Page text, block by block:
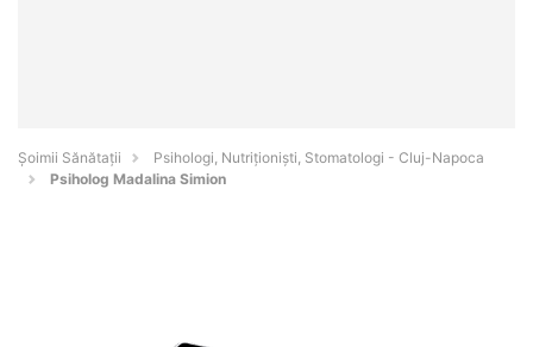
Şoimii Sănătații
Psihologi, Nutriționiști, Stomatologi - Cluj-Napoca
Psiholog Madalina Simion